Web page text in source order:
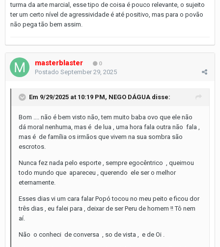
turma da arte marcial, esse tipo de coisa é pouco relevante, o sujeito
ter um certo nível de agressividade é até positivo, mas para o povão
não pega tão bem assim.
masterblaster 0
Postado September 29, 2025
Em 9/29/2025 at 10:19 PM, NEGO DÁGUA disse:
Bom .... não é bem visto não, tem muito baba ovo que ele não
dá moral nenhuma, mas é de lua , uma hora fala outra não fala ,
mas é de família os irmãos que vivem na sua sombra são
escrotos.
Nunca fez nada pelo esporte , sempre egocêntrico , queimou
todo mundo que apareceu , querendo ele ser o melhor
eternamente.
Esses dias vi um cara falar Popó tocou no meu peito e ficou dor
três dias , eu falei para , deixar de ser Peru de homem !! Tô nem
aí.
Não o conheci de conversa , so de vista , e de Oi .